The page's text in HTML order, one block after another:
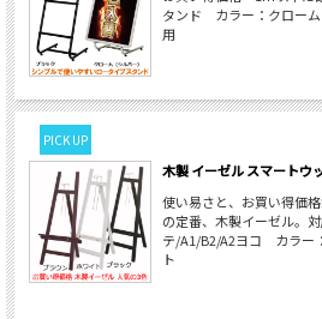
タンド カラー：クロー
用
PICK UP
木製 イーゼル スマートウ
使い易さと、お買い得価
の定番、木製イーゼル。
テ/A1/B2/A2ヨコ カラー
ト